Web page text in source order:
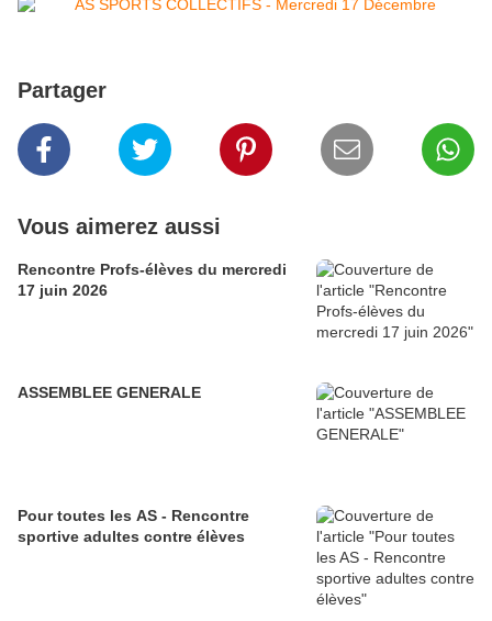
Partager
Vous aimerez aussi
Rencontre Profs-élèves du mercredi
17 juin 2026
ASSEMBLEE GENERALE
Pour toutes les AS - Rencontre
sportive adultes contre élèves